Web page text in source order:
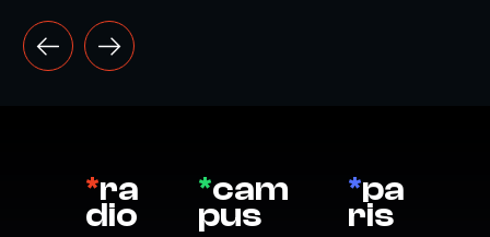
*ra
dio
*cam
pus
*pa
ris